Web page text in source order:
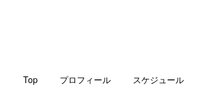
Top プロフィール スケジュール